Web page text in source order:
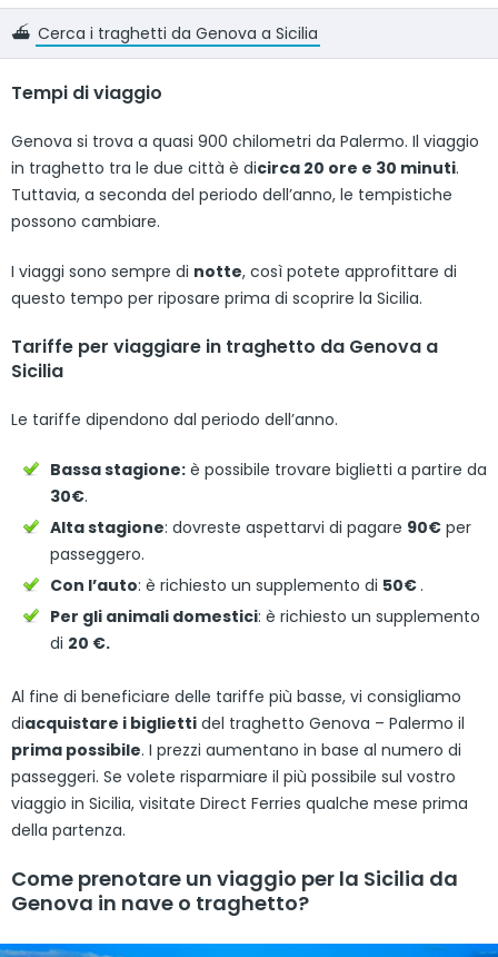
⛴️ Cerca i traghetti da Genova a Sicilia
Tempi di viaggio
Genova si trova a quasi 900 chilometri da Palermo. Il viaggio
in traghetto tra le due città è dicirca 20 ore e 30 minuti.
Tuttavia, a seconda del periodo dell’anno, le tempistiche
possono cambiare.
I viaggi sono sempre di notte, così potete approfittare di
questo tempo per riposare prima di scoprire la Sicilia.
Tariffe per viaggiare in traghetto da Genova a
Sicilia
Le tariffe dipendono dal periodo dell’anno.
Bassa stagione: è possibile trovare biglietti a partire da
30€.
Alta stagione: dovreste aspettarvi di pagare 90€ per
passeggero.
Con l’auto: è richiesto un supplemento di 50€ .
Per gli animali domestici: è richiesto un supplemento
di 20 €.
Al fine di beneficiare delle tariffe più basse, vi consigliamo
diacquistare i biglietti del traghetto Genova – Palermo il
prima possibile. I prezzi aumentano in base al numero di
passeggeri. Se volete risparmiare il più possibile sul vostro
viaggio in Sicilia, visitate Direct Ferries qualche mese prima
della partenza.
Come prenotare un viaggio per la Sicilia da
Genova in nave o traghetto?